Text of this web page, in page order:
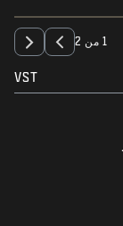
1 من 2
VST